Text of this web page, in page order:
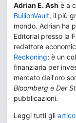
Adrian E. Ash è a
BullionVault, il più
mondo. Adrian ha
Editorial presso la
redattore
Reckoning; è un
finanziaria per
mercato dell'oro
Bloomberg e Der
pubblicazioni.
Leggi tutti gli